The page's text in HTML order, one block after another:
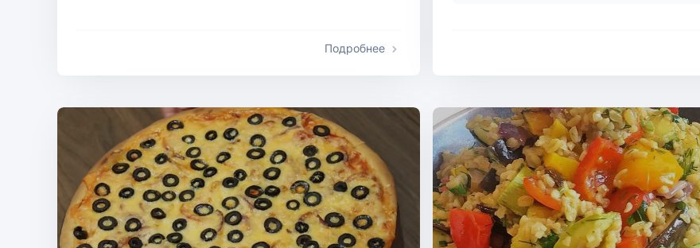
Подробнее